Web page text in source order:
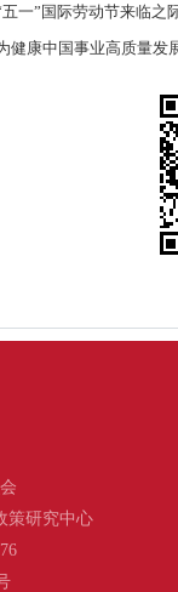
一”国际劳动节来临
健康中国事业高质量发
策研究中心